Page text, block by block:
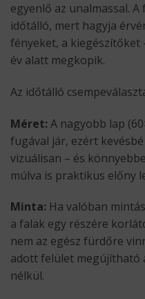
egyenlő az unalmassal.
időtálló, mert hagyja
fényeket, a kiegészítőket
év alatt megkopik.
Az időtálló
Méret: A nagyobb lap
fugával jár, ezért
vizuálisan – és
múlva is praktikus előny
Minta: Ha valóban
a falak egy részére
nem az egész fürdőre
adott felület megújítható
nélkül.